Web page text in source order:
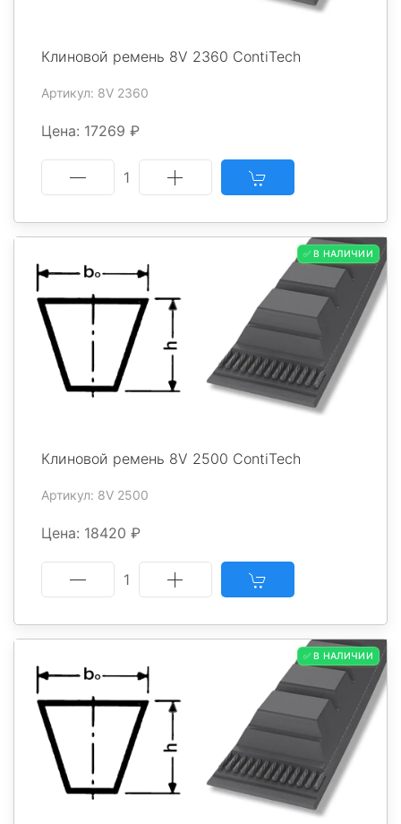
Клиновой ремень 8V 2360 ContiTech
Артикул: 8V 2360
Цена: 17269 ₽
1
✅ В НАЛИЧИИ
Клиновой ремень 8V 2500 ContiTech
Артикул: 8V 2500
Цена: 18420 ₽
1
✅ В НАЛИЧИИ